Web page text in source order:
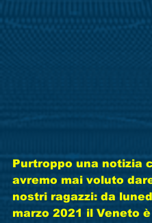
Purtroppo una notizia
avremo mai voluto
nostri ragazzi: da
marzo 2021 il Veneto